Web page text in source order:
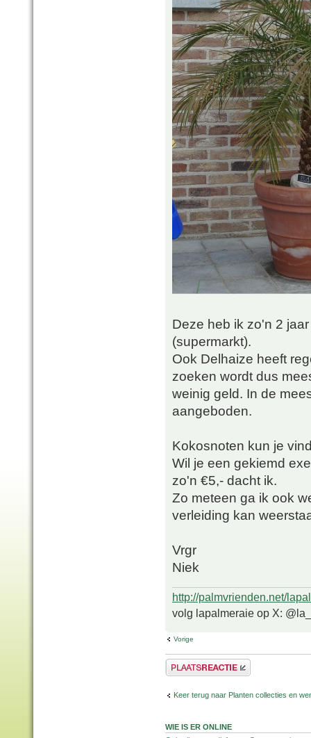
Deze heb ik zo'n 2
(supermarkt).
Ook Delhaize heeft
zoeken wordt dus
weinig geld. In de
aangeboden.
Kokosnoten kun je
Wil je een gekiemd
zo'n €5,- dacht ik.
Zo meteen ga ik ook
verleiding kan
Vrgr
Niek
http://palmvrienden.net/
volg lapalmeraie op X:
Vorige
Plaats een reactie
Keer terug naar Planten collecties en
WIE IS ER ONLINE